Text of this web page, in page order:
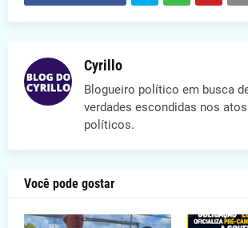
Cyrillo
Blogueiro político em busca
verdades escondidas nos
políticos.
Você pode gostar